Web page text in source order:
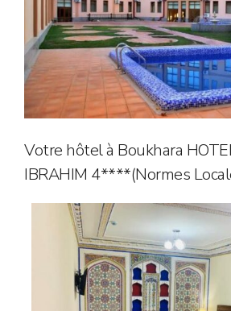
Votre hôtel à Boukhara
IBRAHIM 4****(Normes